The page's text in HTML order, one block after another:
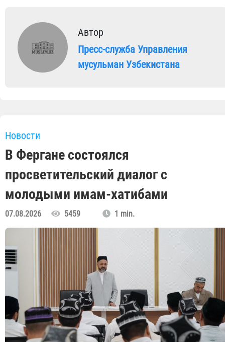
Автор
Пресс-служба Управления
мусульман Узбекистана
Новости
В Фергане состоялся
просветительский диалог с
молодыми имам-хатибами
07.08.2026 5459 1 min.